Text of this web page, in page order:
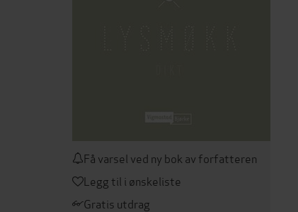
Få varsel ved ny bok av forfatteren
Legg til i ønskeliste
Gratis utdrag